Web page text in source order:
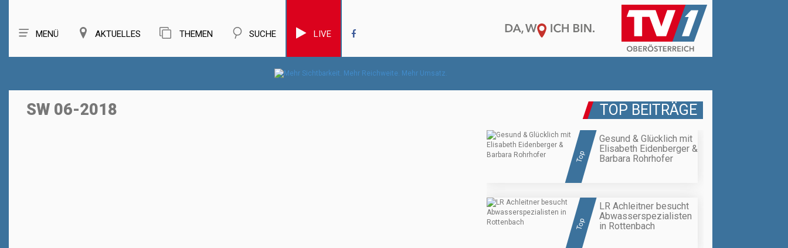
MENÜ AKTUELLES THEMEN SUCHE LIVE
SW 06-2018 TOP BEITRÄGE
Top
Gesund & Glücklich mit
Elisabeth Eidenberger &
Barbara Rohrhofer
Top
LR Achleitner besucht
Abwasserspezialisten
in Rottenbach